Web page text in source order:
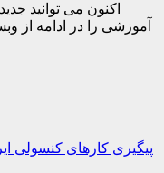
اکنون می توانید
آموزشی را در ادامه از